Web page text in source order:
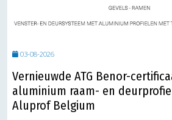
03-08-2026
Vernieuwde ATG Benor-
aluminium raam- en
Aluprof Belgium